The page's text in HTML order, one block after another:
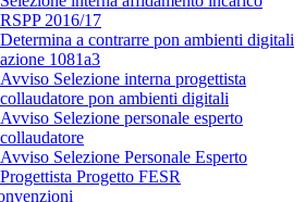
RSPP 2016/17
Determina a contrarre pon ambienti digitali
azione 1081a3
Avviso Selezione interna progettista
collaudatore pon ambienti digitali
Avviso Selezione personale esperto
collaudatore
Avviso Selezione Personale Esperto
Progettista Progetto FESR